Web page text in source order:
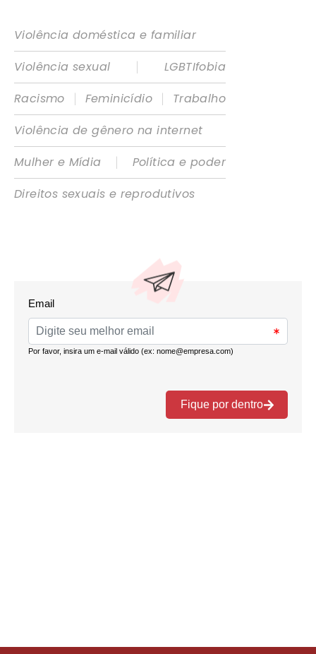
Violência doméstica e familiar
Violência sexual
|
LGBTIfobia
Racismo
| Feminicídio |
Trabalho
Violência de gênero na internet
Mulher e Mídia
|
Política e poder
Direitos sexuais e reprodutivos